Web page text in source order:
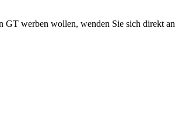
werben wollen, wenden Sie sich direkt